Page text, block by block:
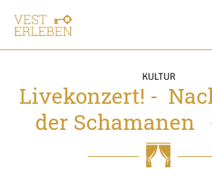
KULTUR
Livekonzert! -
der